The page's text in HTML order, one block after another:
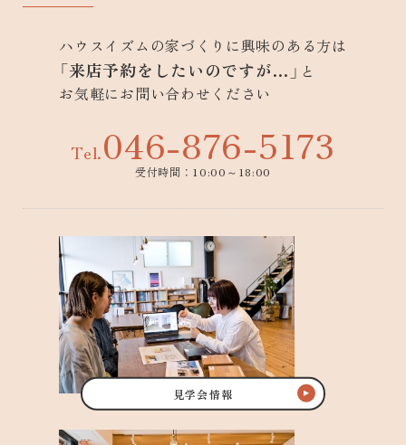
ハウスイズムの家づくりに興味のある方は
「来店予約をしたいのですが…」 と
お気軽にお問い合わせください
Tel.046-876-5173
受付時間：10:00～18:00
見学会情報